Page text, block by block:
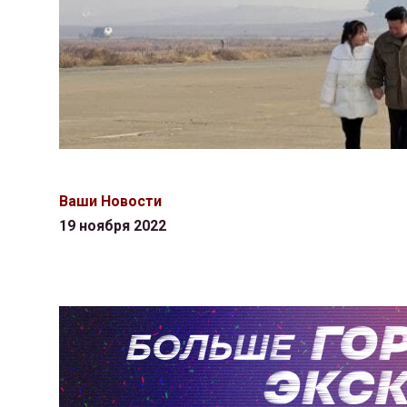
Ваши Новости
19 ноября 2022